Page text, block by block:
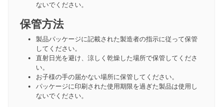
ないでください。
保管方法
製品パッケージに記載された製造者の指示に従って保管
してください。
直射日光を避け、涼しく乾燥した場所で保管してくださ
い。
お子様の手の届かない場所に保管してください。
パッケージに印刷された使用期限を過ぎた製品は使用し
ないでください。